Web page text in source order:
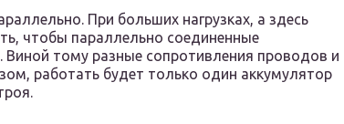
При больших нагрузках, а здесь
чтобы параллельно соединенные
тому разные сопротивления проводов и
работать будет только один аккумулятор